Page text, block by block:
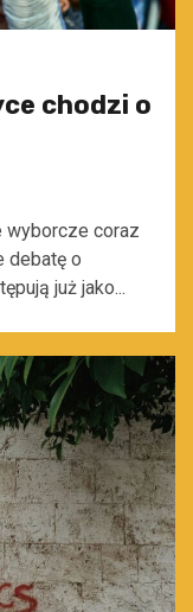
chodzi o
wyborcze coraz
debatę o
już jako...